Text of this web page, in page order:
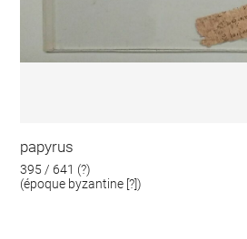
papyrus
395 / 641 (?)
(époque byzantine [?])